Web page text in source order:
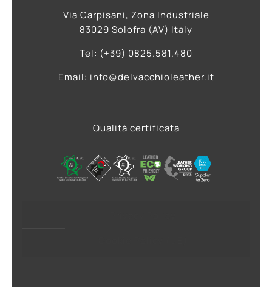
Via Carpisani, Zona Industriale
83029 Solofra (AV) Italy
Tel: (+39) 0825.581.480
Email: info@delvacchioleather.it
Qualità certificata